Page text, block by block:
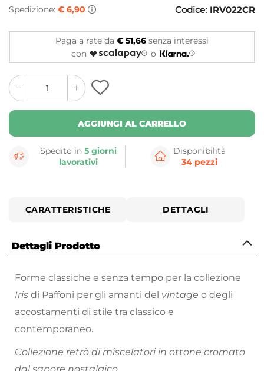
Spedizione: € 6,90 Codice: IRV022CR
Paga a rate da € 51,66 senza interessi
con
o
quantity
button
quantity
minus
button
AGGIUNGI AL CARRELLO
Spedito in5 giorni
lavorativi
Disponibilità
34 pezzi
CARATTERISTICHE DETTAGLI
Dettagli Prodotto
Forme classiche e senza tempo per la collezione
Iris di Paffoni per gli amanti del vintage o degli
accostamenti di stile tra classico e
contemporaneo.
Collezione retrò di miscelatori in ottone cromato